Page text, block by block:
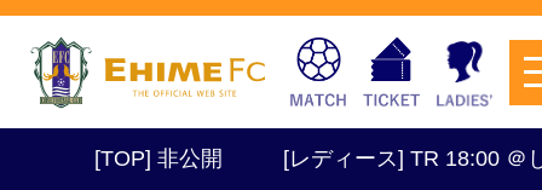
[TOP] 非公開 [レディース] TR 18:00 ＠しお